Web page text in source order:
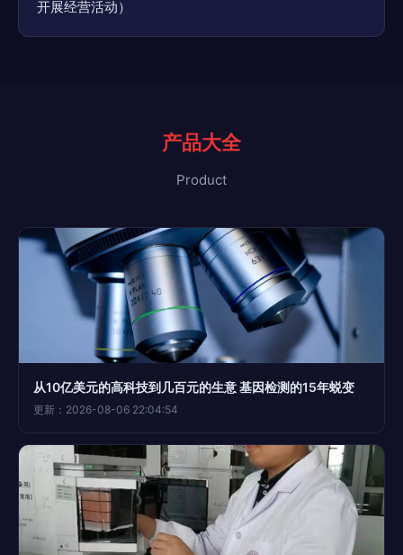
开展经营活动）
产品大全
Product
从10亿美元的高科技到几百元的生意 基因检测的15年蜕变
更新：2026-08-06 22:04:54